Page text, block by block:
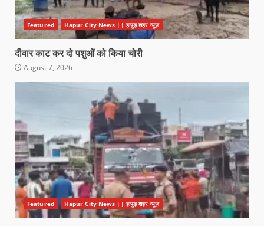
Featured Hapur City News || हापुड़ शहर न्यूज़
दीवार काट कर दो पशुओं को किया चोरी
August 7, 2026
Featured Hapur City News || हापुड़ शहर न्यूज़